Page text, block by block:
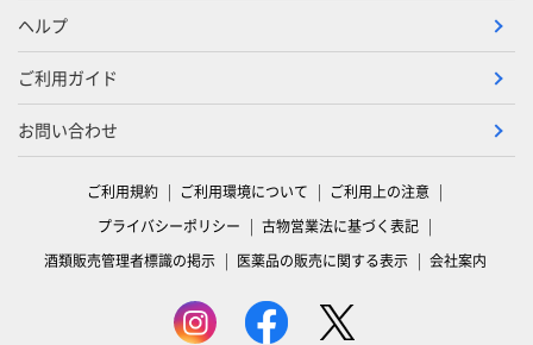
ヘルプ
ご利用ガイド
お問い合わせ
ご利用規約 ご利用環境について
ご利用上の注意
プライバシーポリシー
古物営業法に基づく表記
酒類販売管理者標識の掲示
医薬品の販売に関する表示 会社案内